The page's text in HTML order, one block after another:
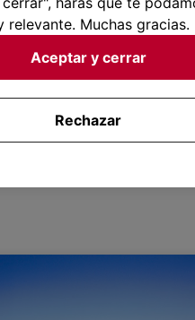
Muchas gracias.
Aceptar y cerrar
Rechazar